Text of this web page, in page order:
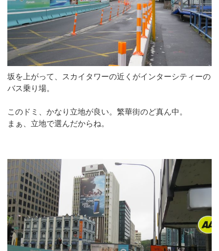
坂を上がって、スカイタワーの近くがインターシティーの
バス乗り場。
このドミ、かなり立地が良い。繁華街のど真ん中。
まぁ、立地で選んだからね。